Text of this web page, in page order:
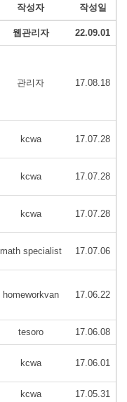
작성자 작성일
웹관리자 22.09.01
관리자 17.08.18
kcwa 17.07.28
kcwa 17.07.28
kcwa 17.07.28
math specialist 17.07.06
homeworkvan 17.06.22
tesoro 17.06.08
kcwa 17.06.01
kcwa 17.05.31